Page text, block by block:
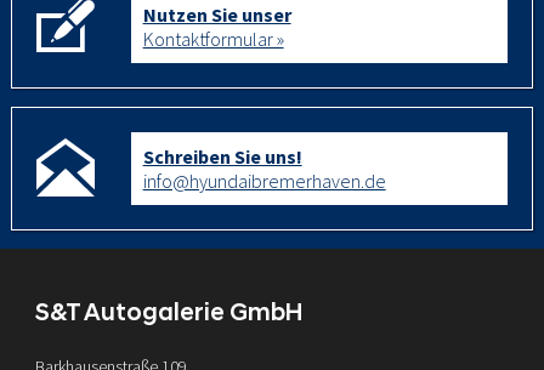
Nutzen Sie unser
Kontaktformular »
Schreiben Sie uns!
info@hyundaibremerhaven.de
S&T Autogalerie GmbH